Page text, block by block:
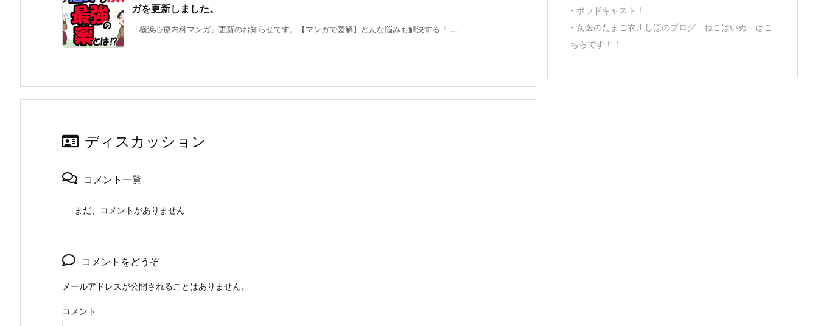
ガを更新しました。
「横浜心療内科マンガ」更新のお知らせです。【マンガで図解】どんな悩みも解決する「 ...
ディスカッション
コメント一覧
まだ、コメントがありません
コメントをどうぞ
メールアドレスが公開されることはありません。
コメント
- ポッドキャスト！
- 女医のたまご衣川しほのブログ ねこはいぬ はこ
ちらです！！